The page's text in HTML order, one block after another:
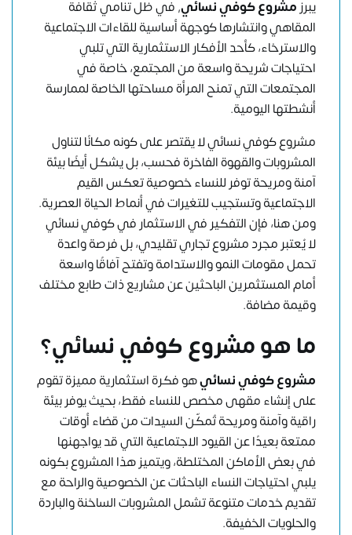
يبرز مشروع كوفي نسائي, في ظل تنامي ثقافة
المقاهي وانتشارها كوجهة أساسية للقاءات الاجتماعية
والاسترخاء، كأحد الأفكار الاستثمارية التي تلبي
احتياجات شريحة واسعة من المجتمع، خاصة في
المجتمعات التي تمنح المرأة مساحتها الخاصة لممارسة
أنشطتها اليومية.
مشروع كوفي نسائي لا يقتصر على كونه مكانًا لتناول
المشروبات والقهوة الفاخرة فحسب، بل يشكل أيضًا بيئة
آمنة ومريحة توفر للنساء خصوصية تعكس القيم
الاجتماعية وتستجيب للتغيرات في أنماط الحياة العصرية.
ومن هنا، فإن التفكير في الاستثمار في كوفي نسائي
لا يُعتبر مجرد مشروع تجاري تقليدي، بل فرصة واعدة
تحمل مقومات النمو والاستدامة وتفتح آفاقًا واسعة
أمام المستثمرين الباحثين عن مشاريع ذات طابع مختلف
وقيمة مضافة.
ما هو مشروع كوفي نسائي؟
مشروع كوفي نسائيهو فكرة استثمارية مميزة تقوم
على إنشاء مقهى مخصص للنساء فقط، بحيث يوفر بيئة
راقية وآمنة ومريحة تُمكّن السيدات من قضاء أوقات
ممتعة بعيدًا عن القيود الاجتماعية التي قد يواجهنها
في بعض الأماكن المختلطة، ويتميز هذا المشروع بكونه
يلبي احتياجات النساء الباحثات عن الخصوصية والراحة مع
تقديم خدمات متنوعة تشمل المشروبات الساخنة والباردة
والحلويات الخفيفة.